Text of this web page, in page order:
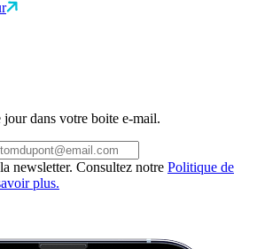
dans votre boite e-mail.
newsletter. Consultez notre Politique de
plus.